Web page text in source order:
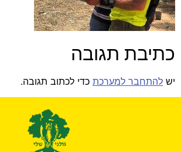
כתיבת תגובה
יש להתחבר למערכת כדי לכתוב תגובה.